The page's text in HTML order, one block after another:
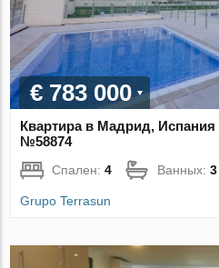
€ 783 000
Квартира в Мадрид, Испания
№58874
Спален:4 Ванных:3
Grupo Terrasun